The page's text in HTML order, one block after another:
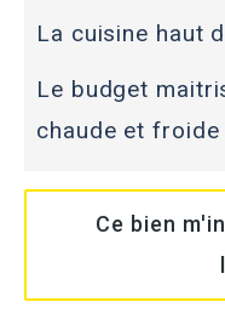
La cuisine haut
Le budget
chaude et
Ce bien